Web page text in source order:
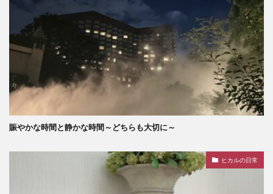
賑やかな時間と静かな時間～どちらも大切に～
ヒカルの日常